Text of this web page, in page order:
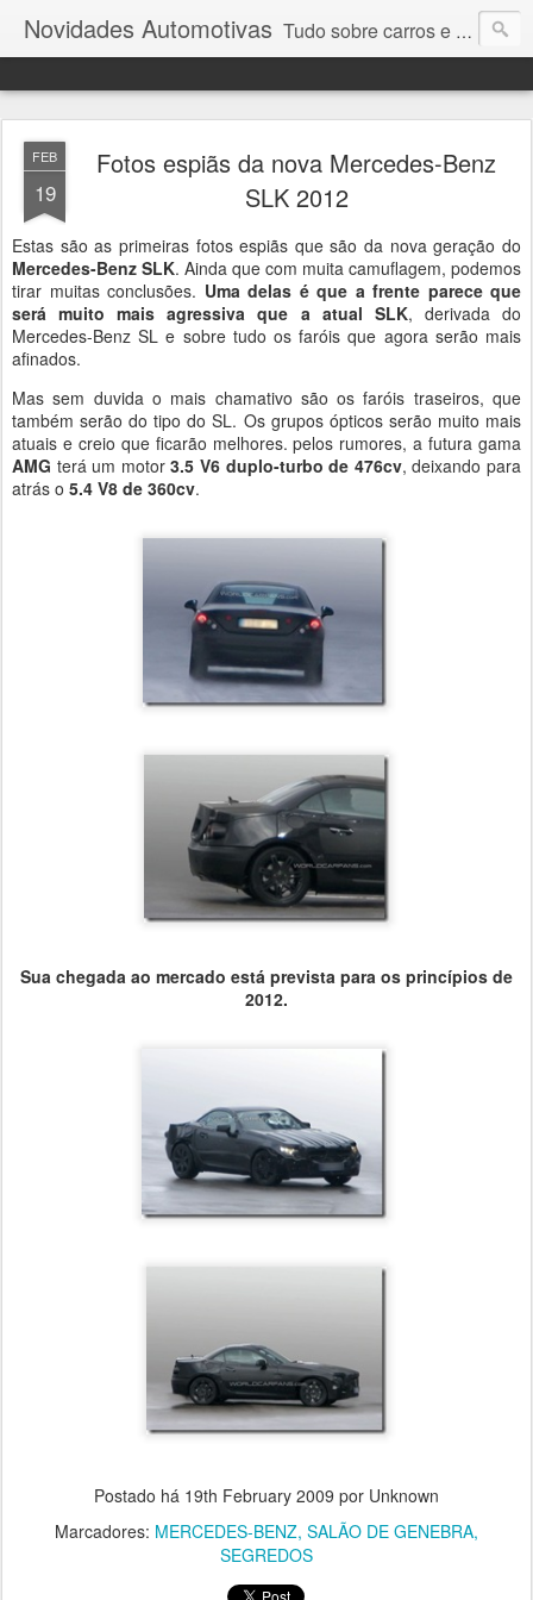
Novidades Automotivas Tudo sobre carros e motores
FEB
19
Fotos espiãs da nova Mercedes-Benz
SLK 2012
Estas são as primeiras fotos espiãs que são da nova geração do
Mercedes-Benz SLK. Ainda que com muita camuflagem, podemos
tirar muitas conclusões. Uma delas é que a frente parece que
será muito mais agressiva que a atual SLK, derivada do
Mercedes-Benz SL e sobre tudo os faróis que agora serão mais
afinados.
Mas sem duvida o mais chamativo são os faróis traseiros, que
também serão do tipo do SL. Os grupos ópticos serão muito mais
atuais e creio que ficarão melhores. pelos rumores, a futura gama
AMG terá um motor3.5 V6 duplo-turbo de 476cv, deixando para
atrás o 5.4 V8 de 360cv.
Sua chegada ao mercado está prevista para os princípios de
2012.
Postado há 19th February 2009 por Unknown
Marcadores: MERCEDES-BENZ SALÃO DE GENEBRA
SEGREDOS